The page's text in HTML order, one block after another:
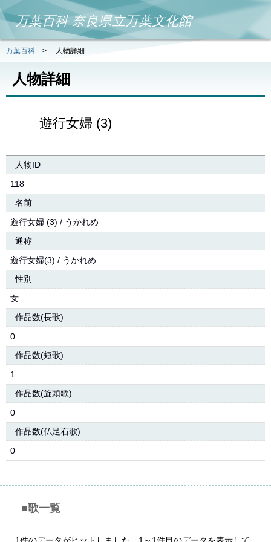
万葉百科 奈良県立万葉文化館
万葉百科 > 人物詳細
人物詳細
遊行女婦 (3)
人物ID
118
名前
遊行女婦 (3) / うかれめ
通称
遊行女婦(3) / うかれめ
性別
女
作品数(長歌)
0
作品数(短歌)
1
作品数(旋頭歌)
0
作品数(仏足石歌)
0
■歌一覧